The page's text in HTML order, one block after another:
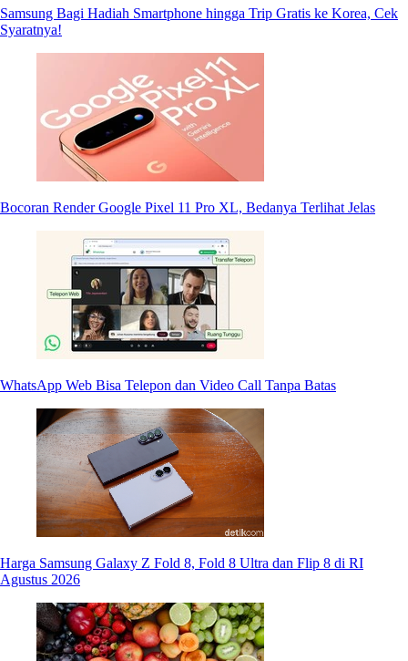
Samsung Bagi Hadiah Smartphone hingga Trip Gratis ke Korea, Cek
Syaratnya!
Bocoran Render Google Pixel 11 Pro XL, Bedanya Terlihat Jelas
WhatsApp Web Bisa Telepon dan Video Call Tanpa Batas
Harga Samsung Galaxy Z Fold 8, Fold 8 Ultra dan Flip 8 di RI
Agustus 2026